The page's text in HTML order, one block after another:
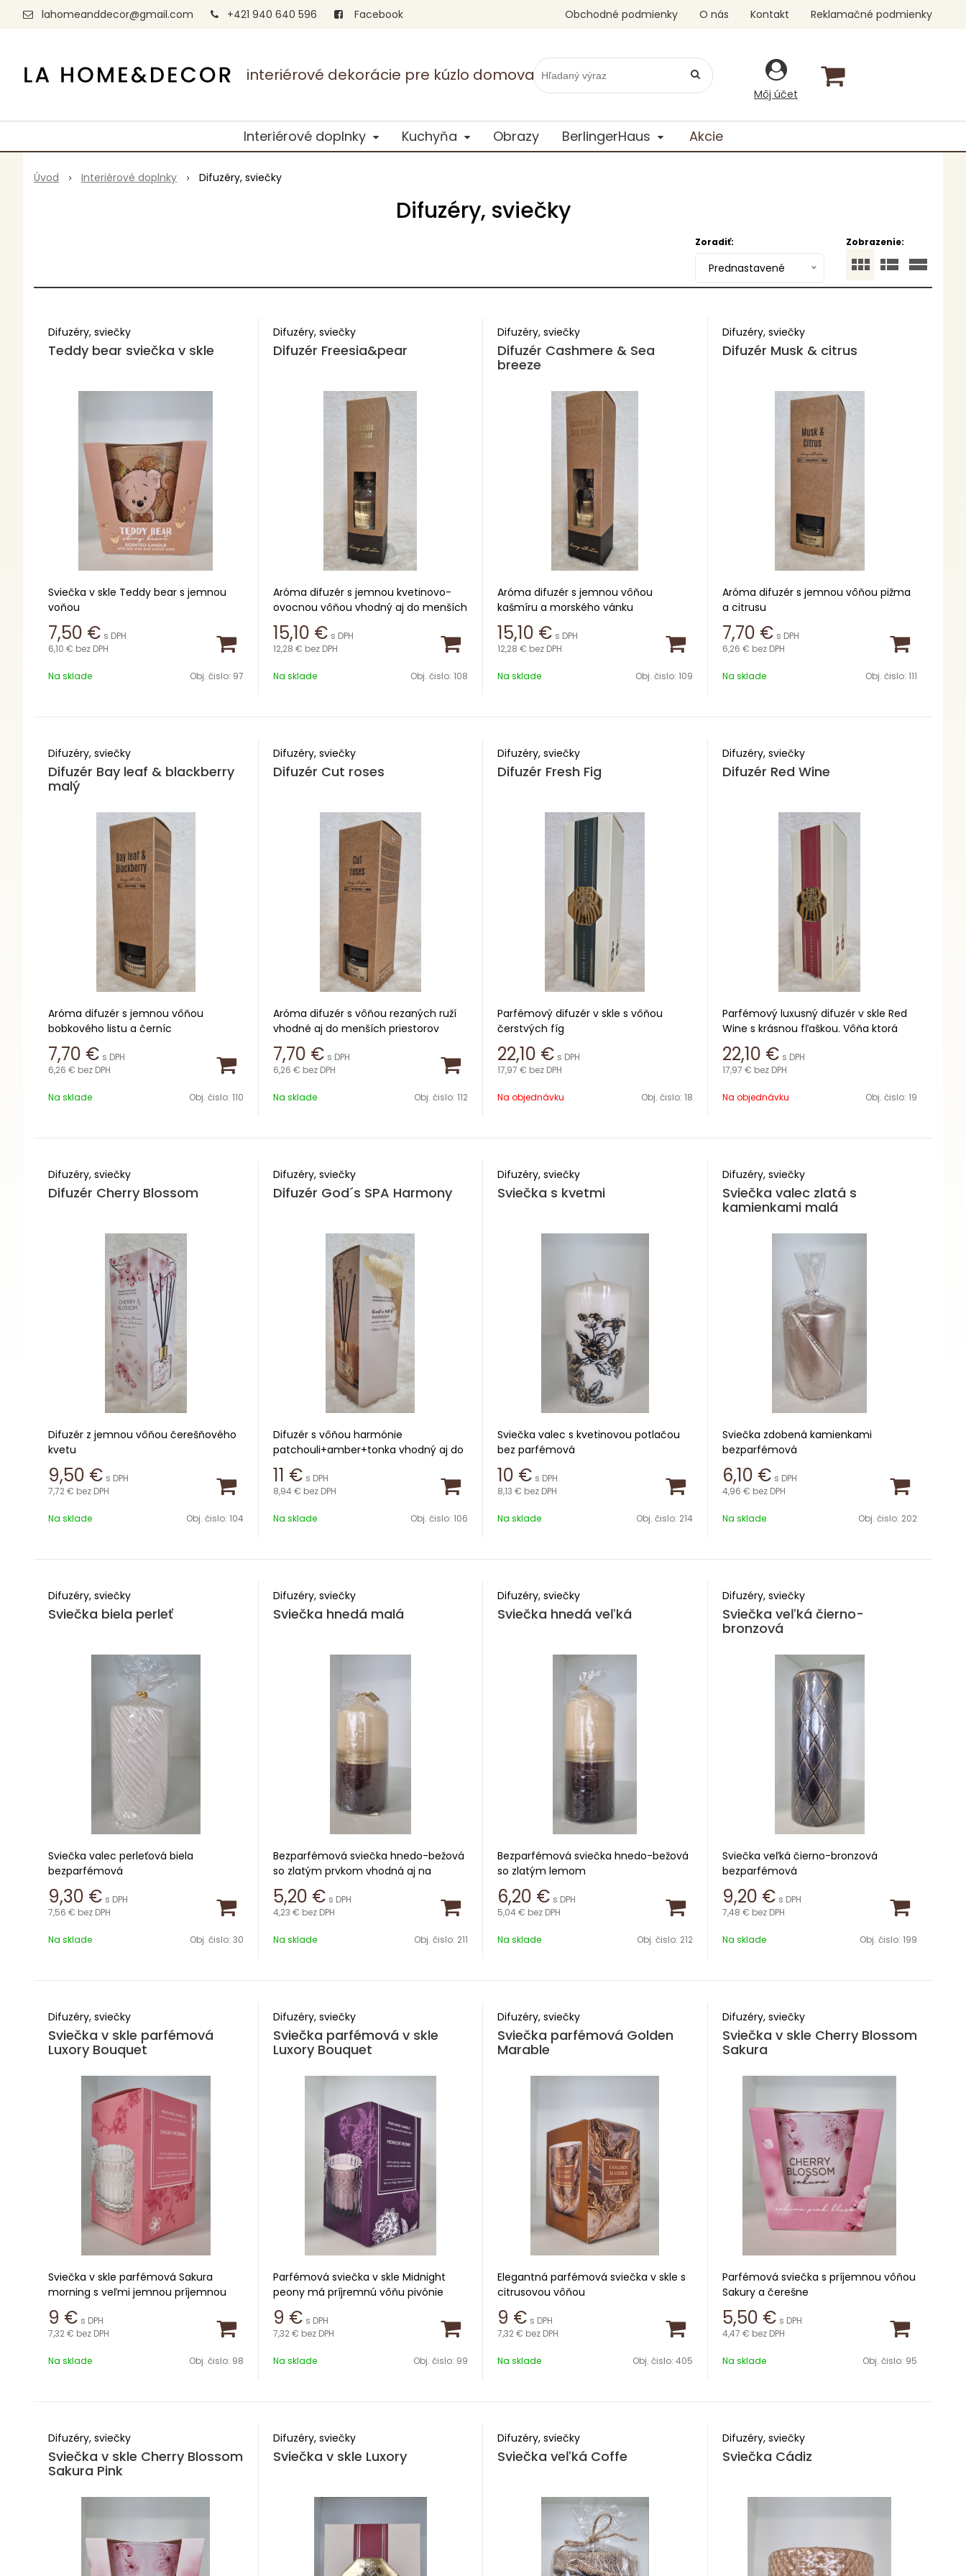
interiérové dekorácie pre kúzlo domova
lahomeanddecor@gmail.com +421 940 640 596 Facebook
Môj účet
Obchodné podmienky O nás Kontakt Reklamačné podmienky
Interiérové doplnky Kuchyňa Obrazy BerlingerHaus Akcie
Úvod Interiérové doplnky Difuzéry, sviečky
Difuzéry, sviečky
Zobrazenie:
Zoradiť:
Prednastavené
Difuzéry, sviečky
Teddy bear sviečka v skle
Sviečka v skle Teddy bear s jemnou
voňou
Doba horenia 30h
7,50 € s DPH
6,10 € bez DPH
Na sklade Obj. čislo: 97
Difuzéry, sviečky
Difuzér Freesia&pear
Aróma difuzér s jemnou kvetinovo-
ovocnou vôňou vhodný aj do menších
priestorov
Obsah 230ml
Zloženie fressia+pear
15,10 € s DPH
12,28 € bez DPH
Na sklade Obj. čislo: 108
Difuzéry, sviečky
Difuzér Cashmere & Sea
breeze
Aróma difuzér s jemnou vôňou
kašmíru a morského vánku
Obsah 230ml
15,10 € s DPH
12,28 € bez DPH
Na sklade Obj. čislo: 109
Difuzéry, sviečky
Difuzér Musk & citrus
Aróma difuzér s jemnou vôňou pižma
a citrusu
Obsah 50ml
Zloženie musk+citrus
7,70 € s DPH
6,26 € bez DPH
Na sklade Obj. čislo: 111
Difuzéry, sviečky
Difuzér Bay leaf & blackberry
malý
Aróma difuzér s jemnou vôňou
bobkového listu a černíc
Obsah 50ml
7,70 € s DPH
6,26 € bez DPH
Na sklade Obj. čislo: 110
Difuzéry, sviečky
Difuzér Cut roses
Aróma difuzér s vôňou rezaných ruží
vhodné aj do menších priestorov
Obsah 50ml
7,70 € s DPH
6,26 € bez DPH
Na sklade Obj. čislo: 112
Difuzéry, sviečky
Difuzér Fresh Fig
Parfémový difuzér v skle s vôňou
čerstvých fíg
Obsah 230ml
22,10 € s DPH
17,97 € bez DPH
Na objednávku Obj. čislo: 18
Difuzéry, sviečky
Difuzér Red Wine
Parfémový luxusný difuzér v skle Red
Wine s krásnou fľaškou. Vôňa ktorá
prevoní Váš domov výdrž 14 až 20
týždňov
22,10 € s DPH
17,97 € bez DPH
Na objednávku Obj. čislo: 19
Difuzéry, sviečky
Difuzér Cherry Blossom
Difuzér z jemnou vôňou čerešňového
kvetu
Obsah 100ml
9,50 € s DPH
7,72 € bez DPH
Na sklade Obj. čislo: 104
Difuzéry, sviečky
Difuzér God´s SPA Harmony
Difuzér s vôňou harmónie
patchouli+amber+tonka vhodný aj do
menších priestorov
Obsah 100ml
Výdrž 6-10 týždňov
11 € s DPH
8,94 € bez DPH
Na sklade Obj. čislo: 106
Difuzéry, sviečky
Sviečka s kvetmi
Sviečka valec s kvetinovou potlačou
bez parfémová
Hmotnosť 425g
10 € s DPH
8,13 € bez DPH
Na sklade Obj. čislo: 214
Difuzéry, sviečky
Sviečka valec zlatá s
kamienkami malá
Sviečka zdobená kamienkami
bezparfémová
Výška 10cm
6,10 € s DPH
4,96 € bez DPH
Na sklade Obj. čislo: 202
Difuzéry, sviečky
Sviečka biela perleť
Sviečka valec perleťová biela
bezparfémová
Výška 13,5cm
9,30 € s DPH
7,56 € bez DPH
Na sklade Obj. čislo: 30
Difuzéry, sviečky
Sviečka hnedá malá
Bezparfémová sviečka hnedo-bežová
so zlatým prvkom vhodná aj na
dekorácie
Výška 12,4cm
Priemer 5,8cm
5,20 € s DPH
4,23 € bez DPH
Na sklade Obj. čislo: 211
Difuzéry, sviečky
Sviečka hnedá veľká
Bezparfémová sviečka hnedo-bežová
so zlatým lemom
Výška 14,5cm
6,20 € s DPH
5,04 € bez DPH
Na sklade Obj. čislo: 212
Difuzéry, sviečky
Sviečka veľká čierno-
bronzová
Sviečka veľká čierno-bronzová
bezparfémová
Výška 19,5cm
9,20 € s DPH
7,48 € bez DPH
Na sklade Obj. čislo: 199
Difuzéry, sviečky
Sviečka v skle parfémová
Luxory Bouquet
Sviečka v skle parfémová Sakura
morning s veľmi jemnou príjemnou
vôňou a s dobou horenia 30 hodín
Výška 8,8cm
Priemer 8,4cm
9 € s DPH
7,32 € bez DPH
Na sklade Obj. čislo: 98
Difuzéry, sviečky
Sviečka parfémová v skle
Luxory Bouquet
Parfémová sviečka v skle Midnight
peony má príjremnú vôňu pivónie
céderového dreva
Výška 8,8cm
Priemer 8,4cm
9 € s DPH
7,32 € bez DPH
Na sklade Obj. čislo: 99
Difuzéry, sviečky
Sviečka parfémová Golden
Marable
Elegantná parfémová sviečka v skle s
citrusovou vôňou
Hmotnosť 150g
9 € s DPH
7,32 € bez DPH
Na sklade Obj. čislo: 405
Difuzéry, sviečky
Sviečka v skle Cherry Blossom
Sakura
Parfémová sviečka s príjemnou vôňou
Sakury a čerešne
Hmotnosť 115g
5,50 € s DPH
4,47 € bez DPH
Na sklade Obj. čislo: 95
Difuzéry, sviečky
Sviečka v skle Cherry Blossom
Sakura Pink
Difuzéry, sviečky
Sviečka v skle Luxory
Difuzéry, sviečky
Sviečka veľká Coffe
Difuzéry, sviečky
Sviečka Cádiz